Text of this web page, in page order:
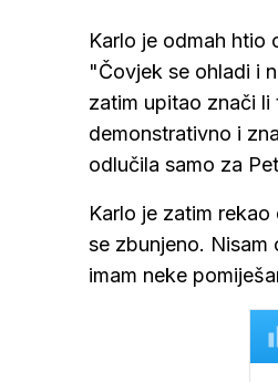
Karlo je odmah htio
"Čovjek se ohladi i
zatim upitao znači li
demonstrativno i
odlučila samo za
Karlo je zatim
se zbunjeno. Nisam
imam neke